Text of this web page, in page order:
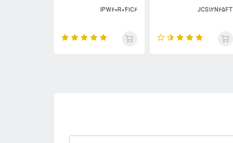
JCS12N65FT
IPW60R041C6